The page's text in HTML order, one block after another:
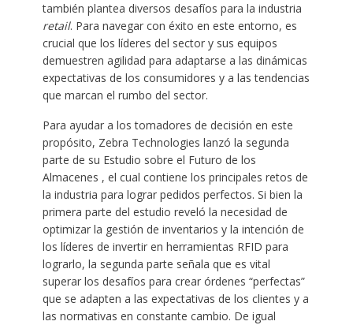
también plantea diversos desafíos para la industria
retail. Para navegar con éxito en este entorno, es
crucial que los líderes del sector y sus equipos
demuestren agilidad para adaptarse a las dinámicas
expectativas de los consumidores y a las tendencias
que marcan el rumbo del sector.
Para ayudar a los tomadores de decisión en este
propósito, Zebra Technologies lanzó la segunda
parte de su Estudio sobre el Futuro de los
Almacenes , el cual contiene los principales retos de
la industria para lograr pedidos perfectos. Si bien la
primera parte del estudio reveló la necesidad de
optimizar la gestión de inventarios y la intención de
los líderes de invertir en herramientas RFID para
lograrlo, la segunda parte señala que es vital
superar los desafíos para crear órdenes “perfectas”
que se adapten a las expectativas de los clientes y a
las normativas en constante cambio. De igual